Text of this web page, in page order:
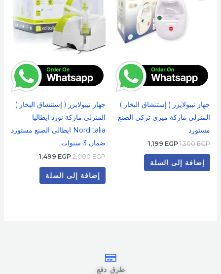
جهاز نيبولايزر ( إستنشاق البخار )
المنزلى ماركة ميري تركي الصنع
مستورد
1,300EGP
1,199 EGP
إضافة إلى السلة
جهاز نيبولايزر ( إستنشاق البخار )
المنزلى ماركة نورد ايطاليا
Norditalia ايطالى الصنع مستورد
ضمان 3 سنوات
2,000EGP
1,499 EGP
إضافة إلى السلة
طرق دفع